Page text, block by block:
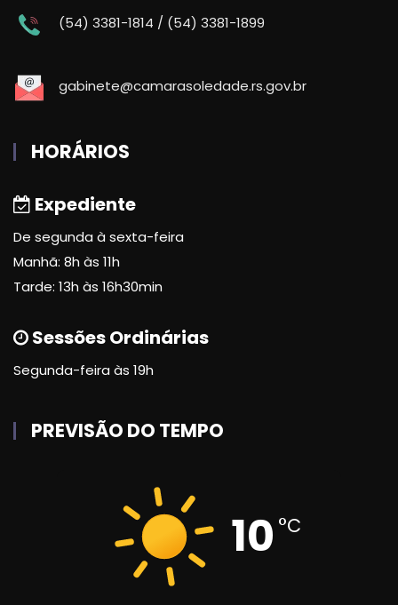
(54) 3381-1814 / (54) 3381-1899
gabinete@camarasoledade.rs.gov.br
HORÁRIOS
Expediente
De segunda à sexta-feira
Manhã: 8h às 11h
Tarde: 13h às 16h30min
Sessões Ordinárias
Segunda-feira às 19h
PREVISÃO DO TEMPO
10 °C